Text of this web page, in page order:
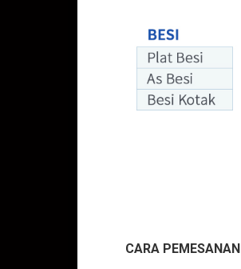
CARA PEMESANAN